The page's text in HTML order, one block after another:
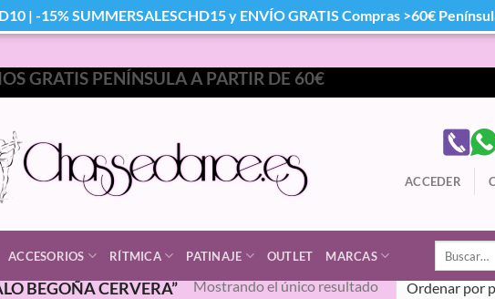
GRATIS PENÍNSULA A PARTIR DE 60€
ACCEDER
ACCESORIOS RÍTMICA PATINAJE OUTLET MARCAS
Buscar
BEGOÑA CERVERA” Mostrando el único resultado
| -15% SUMMERSALESCHD15 y ENVÍO GRATIS Compras >60€